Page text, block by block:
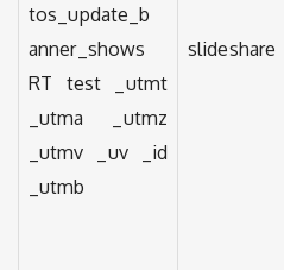
tos_update_b
anner_shows
RT test _utmt
_utma _utmz
_utmv _uv _id
_utmb
slideshare